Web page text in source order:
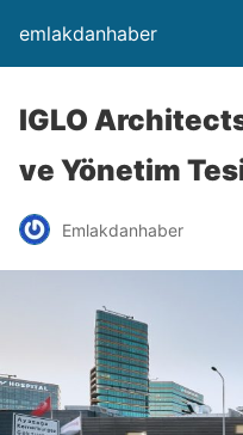
emlakdanhaber
IGLO
ve Yönetim
Emlakdanhaber